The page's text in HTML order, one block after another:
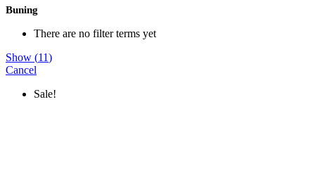
Buning
There are no filter terms yet
Show (11)
Cancel
Sale!